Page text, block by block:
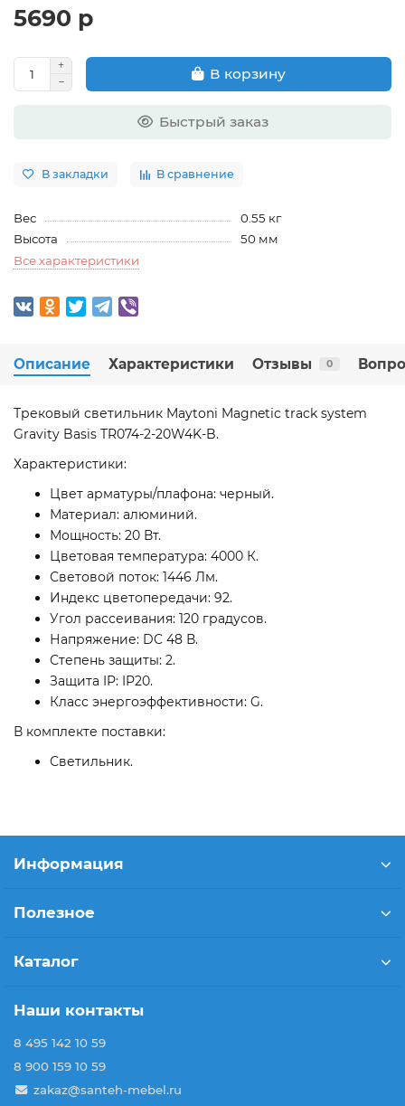
5690 р
В корзину
Быстрый заказ
В закладки В сравнение
Вес
0.55 кг
Высота
50 мм
Все характеристики
Описание Характеристики Отзывы 0
Трековый светильник Maytoni Magnetic track system
Gravity Basis TR074-2-20W4K-B.
Характеристики:
Цвет арматуры/плафона: черный.
Материал: алюминий.
Мощность: 20 Вт.
Цветовая температура: 4000 К.
Световой поток: 1446 Лм.
Индекс цветопередачи: 92.
Угол рассеивания: 120 градусов.
Напряжение: DC 48 В.
Степень защиты: 2.
Защита IP: IP20.
Класс энергоэффективности: G.
В комплекте поставки:
Светильник.
Информация
Полезное
Каталог
Наши контакты
8 495 142 10 59
8 900 159 10 59
zakaz@santeh-mebel.ru